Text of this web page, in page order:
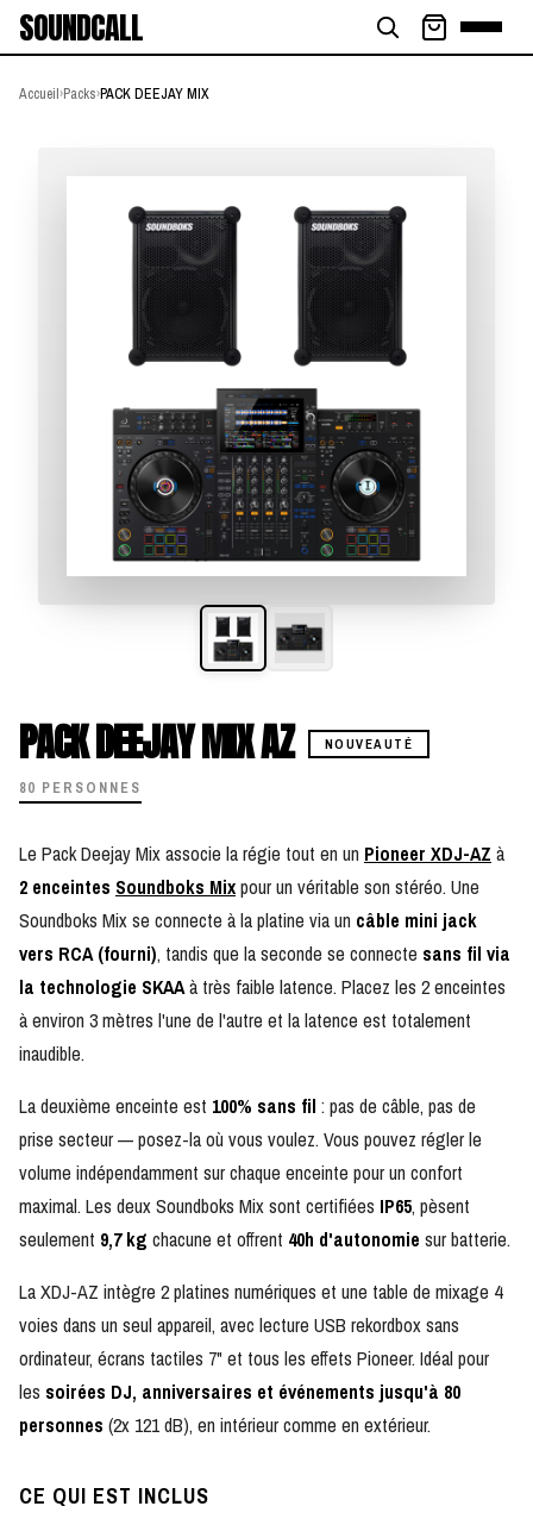
SOUNDCALL
Accueil›Packs›PACK DEEJAY MIX
PACK DEEJAY MIX AZ NOUVEAUTÉ
80 PERSONNES
Le Pack Deejay Mix associe la régie tout en un Pioneer XDJ-AZ à
2 enceintes Soundboks Mixpour un véritable son stéréo. Une
Soundboks Mix se connecte à la platine via un câble mini jack
vers RCA (fourni), tandis que la seconde se connecte sans fil via
la technologie SKAAà très faible latence. Placez les 2 enceintes
à environ 3 mètres l'une de l'autre et la latence est totalement
inaudible.
La deuxième enceinte est 100% sans fil : pas de câble, pas de
prise secteur — posez-la où vous voulez. Vous pouvez régler le
volume indépendamment sur chaque enceinte pour un confort
maximal. Les deux Soundboks Mix sont certifiées IP65, pèsent
seulement 9,7 kg chacune et offrent 40h d'autonomie sur batterie.
La XDJ-AZ intègre 2 platines numériques et une table de mixage 4
voies dans un seul appareil, avec lecture USB rekordbox sans
ordinateur, écrans tactiles 7" et tous les effets Pioneer. Idéal pour
les soirées DJ, anniversaires et événements jusqu'à 80
personnes (2x 121 dB), en intérieur comme en extérieur.
CE QUI EST INCLUS